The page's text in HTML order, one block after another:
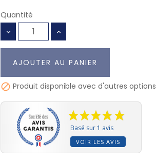
Quantité
AJOUTER AU PANIER
 Produit disponible avec d'autres options
Basé sur 1 avis
VOIR LES AVIS